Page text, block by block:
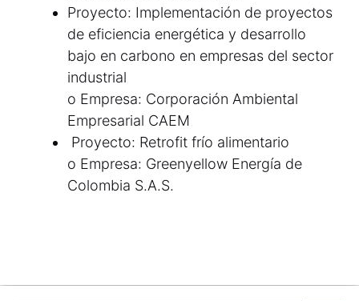
Proyecto: Implementación de proyectos
de eficiencia energética y desarrollo
bajo en carbono en empresas del sector
industrial
o Empresa: Corporación Ambiental
Empresarial CAEM
Proyecto: Retrofit frío alimentario
o Empresa: Greenyellow Energía de
Colombia S.A.S.